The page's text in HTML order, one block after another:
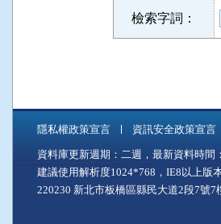
檢索字詞：
隱私權政策宣言 資訊安全政策宣言
資料庫更新週期：二週，最新資料時間
建議使用解析度1024*768，IE8以上版
220230 新北市板橋區縣民大道2段7號